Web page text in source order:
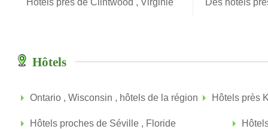
Hôtels près de Clintwood , Virginie
Des hôtels
Hôtels
Ontario , Wisconsin , hôtels de la région Hôtels près
Hôtels proches de Séville , Floride